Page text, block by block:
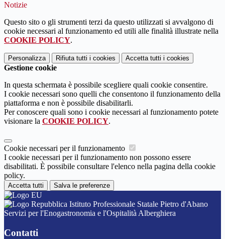
Notizie
Questo sito o gli strumenti terzi da questo utilizzati si avvalgono di
cookie necessari al funzionamento ed utili alle finalità illustrate nella
COOKIE POLICY.
Personalizza Rifiuta tutti i cookies Accetta tutti i cookies
Gestione cookie
In questa schermata è possibile scegliere quali cookie consentire.
I cookie necessari sono quelli che consentono il funzionamento della
piattaforma e non è possibile disabilitarli.
Per conoscere quali sono i cookie necessari al funzionamento potete
visionare la COOKIE POLICY.
Cookie necessari per il funzionamento
I cookie necessari per il funzionamento non possono essere
disabilitati. È possibile consultare l'elenco nella pagina della cookie
policy.
Accetta tutti Salva le preferenze
Istituto Professionale Statale Pietro d'Abano
Servizi per l'Enogastronomia e l'Ospitalità Alberghiera
Contatti